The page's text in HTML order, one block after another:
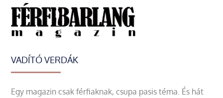
VADÍTÓ VERDÁK
Egy magazin csak férfiaknak, csupa pasis téma. És hát